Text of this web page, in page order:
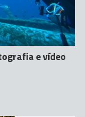
e vídeo